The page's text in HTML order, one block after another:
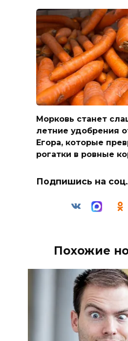
Морковь станет
летние удобрения
Егора, которые
рогатки в ровные
Подпишись на
Похожие